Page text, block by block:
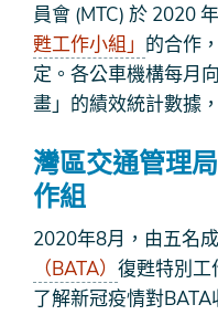
員會 (MTC) 於 2020
甦工作小組」 的合作
定。各公車機構每月
畫」的績效統計數據
灣區交通管理
作組
2020年8月，由五名
（BATA） 復甦特別工
了解新冠疫情對